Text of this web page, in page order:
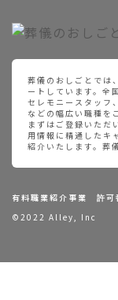
葬儀のおしごとでは
ートしています。全
セレモニースタッフ
などの幅広い職種を
まずはご登録いただ
用情報に精通したキ
紹介いたします。葬
有料職業紹介事業 許
©2022 Alley, Inc